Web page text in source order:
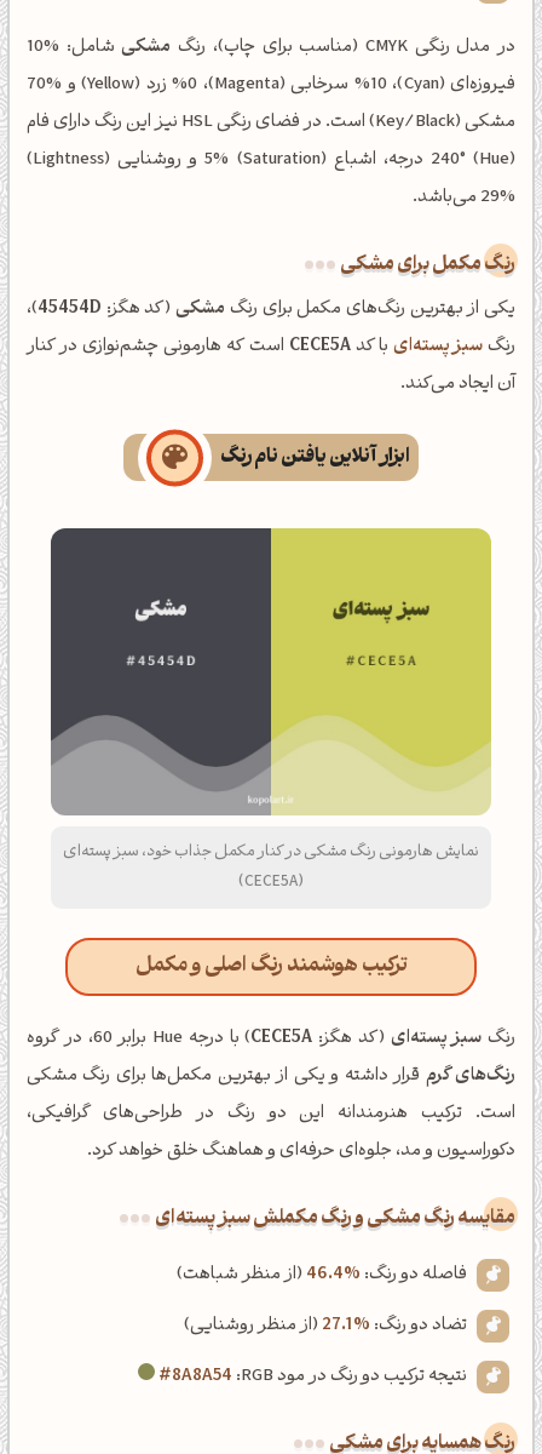
در مدل رنگی CMYK (مناسب برای چاپ)، رنگ مشکی
شامل: %10
فیروزه‌ای (Cyan)، %10 سرخابی (Magenta)، %0 زرد (Yellow) و %70
مشکی (Key/Black) است. در فضای رنگی HSL نیز این رنگ دارای فام
(Hue) 240° درجه، اشباع (Saturation) 5% و روشنایی (Lightness)
29% می‌باشد.
رنگ مکمل برای مشکی
یکی از بهترین رنگ‌های مکمل برای رنگ مشکی(کد هگز: 45454D)،
رنگسبز پسته‌ای با کدCECE5A است که هارمونی چشم‌نوازی در کنار
آن ایجاد می‌کند.
ابزار آنلاین یافتن نام رنگ
نمایش هارمونی رنگ مشکی در کنار مکمل جذاب خود، سبز پسته‌ای
(CECE5A)
ترکیب هوشمند رنگ اصلی و مکمل
رنگ سبز پسته‌ای (کد هگز: CECE5A) با درجه Hue برابر 60، در گروه
رنگ‌های گرم قرار داشته و یکی از بهترین مکمل‌ها برای رنگ مشکی
است. ترکیب هنرمندانه این دو رنگ در طراحی‌های گرافیکی،
دکوراسیون و مد، جلوه‌ای حرفه‌ای و هماهنگ خلق خواهد کرد.
‌مقایسه رنگ مشکی و رنگ مکملش سبز پسته‌ای
فاصله دو رنگ: 46.4% (از منظر شباهت)
تضاد دو رنگ: 27.1% (از منظر روشنایی)
نتیجه ترکیب دو رنگ در مود RGB:
#8A8A54
رنگ همسایه برای مشکی